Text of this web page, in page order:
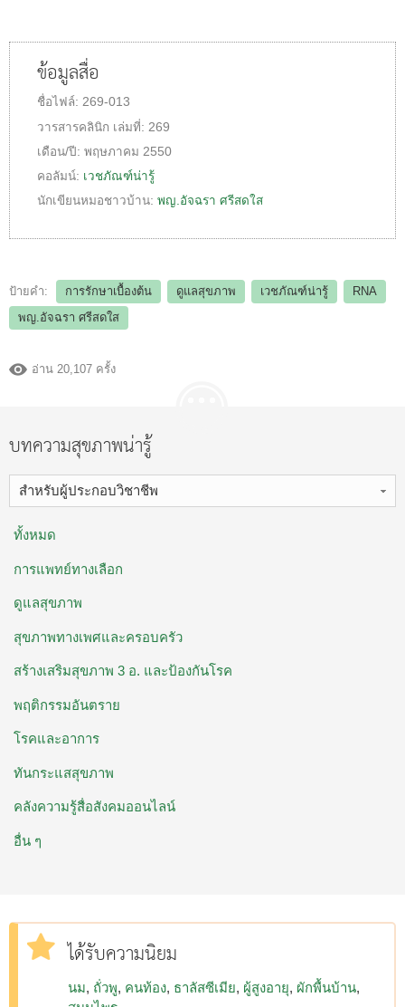
ข้อมูลสื่อ
ชื่อไฟล์: 269-013
วารสารคลินิก เล่มที่: 269
เดือน/ปี: พฤษภาคม 2550
คอลัมน์: เวชภัณฑ์น่ารู้
นักเขียนหมอชาวบ้าน: พญ.อัจฉรา ศรีสดใส
ป้ายคำ: การรักษาเบื้องต้น ดูแลสุขภาพ เวชภัณฑ์น่ารู้
RNA
พญ.อัจฉรา ศรีสดใส
อ่าน 20,107 ครั้ง
บทความสุขภาพน่ารู้
สำหรับผู้ประกอบวิชาชีพ
ทั้งหมด
การแพทย์ทางเลือก
ดูแลสุขภาพ
สุขภาพทางเพศและครอบครัว
สร้างเสริมสุขภาพ 3 อ. ​และป้องกันโรค
พฤติกรรมอันตราย
โรคและอาการ
ทันกระแสสุขภาพ
คลังความรู้สื่อสังคมออนไลน์
อื่น ๆ
ได้รับความนิยม
นม ถั่วพู คนท้อง ธาลัสซีเมีย ผู้สูงอายุ ผักพื้นบ้าน